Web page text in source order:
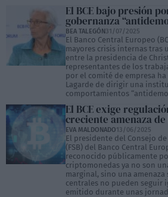
El BCE bajo presión
gobernanza
BEA TALEGÓN31/07/2025
El Banco Central Europeo
mayores crisis internas tras
entre la presidencia de
representantes de los
por el comité de empresa
Lagarde de dirigir una
comportamientos
El BCE exige
creciente amenaza
EVA MALDONADO13/06/2025
El presidente del Consejo
(FSB) del Banco Central
reconocido públicamente
criptomonedas ya no son
marginal, sino una
centrales no pueden seguir
emitido durante unas